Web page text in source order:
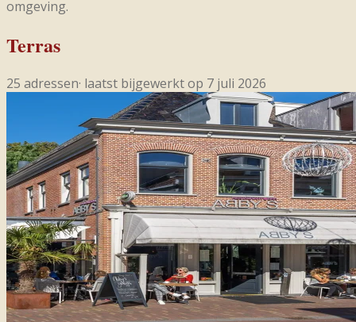
omgeving.
Terras
25 adressen· laatst bijgewerkt op 7 juli 2026